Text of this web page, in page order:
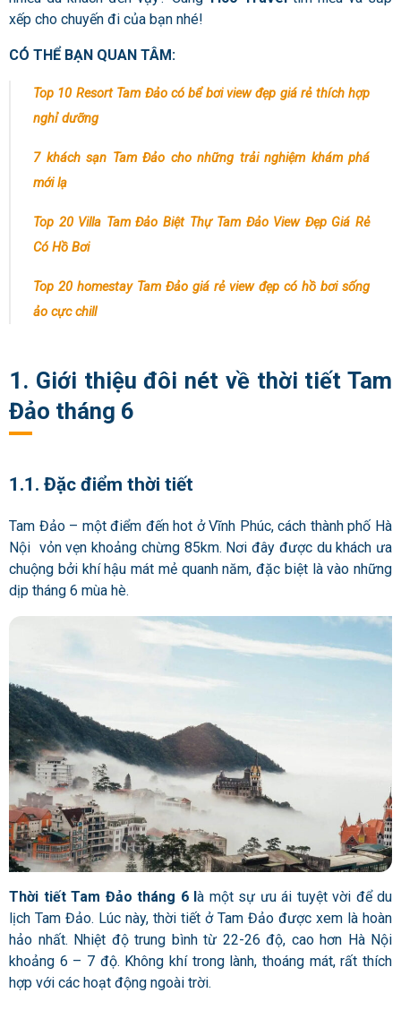
xếp cho chuyến đi của bạn nhé!
CÓ THỂ BẠN QUAN TÂM:
Top 10 Resort Tam Đảo có bể bơi view đẹp giá rẻ thích hợp
nghỉ dưỡng
7 khách sạn Tam Đảo cho những trải nghiệm khám phá
mới lạ
Top 20 Villa Tam Đảo Biệt Thự Tam Đảo View Đẹp Giá Rẻ
Có Hồ Bơi
Top 20 homestay Tam Đảo giá rẻ view đẹp có hồ bơi sống
ảo cực chill
1. Giới thiệu đôi nét về thời tiết Tam
Đảo tháng 6
1.1. Đặc điểm thời tiết
Tam Đảo – một điểm đến hot ở Vĩnh Phúc, cách thành phố Hà
Nội vỏn vẹn khoảng chừng 85km. Nơi đây được du khách ưa
chuộng bởi khí hậu mát mẻ quanh năm, đặc biệt là vào những
dịp tháng 6 mùa hè.
Thời tiết Tam Đảo tháng 6 là một sự ưu ái tuyệt vời để du
lịch Tam Đảo. Lúc này, thời tiết ở Tam Đảo được xem là hoàn
hảo nhất. Nhiệt độ trung bình từ 22-26 độ, cao hơn Hà Nội
khoảng 6 – 7 độ. Không khí trong lành, thoáng mát, rất thích
hợp với các hoạt động ngoài trời.